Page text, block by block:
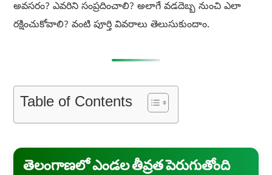
అవసరం? ఎవరిని సంప్రదించాలి? అలాగే వడదెబ్బ నుంచి ఎలా
రక్షించుకోవాలి? వంటి పూర్తి వివరాలు తెలుసుకుందాం.
Table of Contents
తెలంగాణలో ఎండల తీవ్రత పెరుగుతోంది